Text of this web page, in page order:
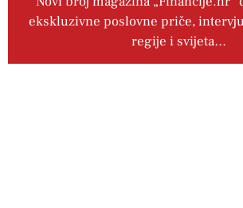
ekskluzivne poslovne priče,
regije i svijeta…